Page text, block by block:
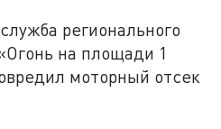
регионального
на площади 1
моторный отсек